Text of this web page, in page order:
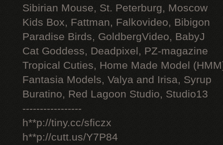
Sibirian Mouse, St. Peterburg, Moscow
Kids Box, Fattman, Falkovideo, Bibigon
Paradise Birds, GoldbergVideo, BabyJ
Cat Goddess, Deadpixel, PZ-magazine
Tropical Cuties, Home Made Model
Fantasia Models, Valya and Irisa, Syrup
Buratino, Red Lagoon Studio, Studio13
-----------------
h**p://tiny.cc/sficzx
h**p://cutt.us/Y7P84